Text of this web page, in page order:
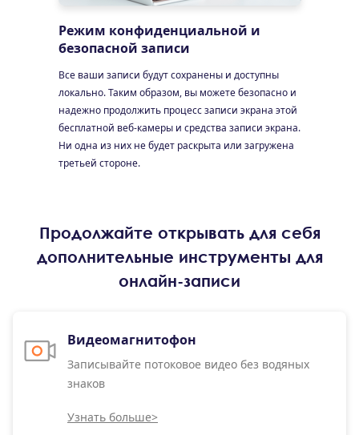
Режим конфиденциальной и
безопасной записи
Все ваши записи будут сохранены и доступны
локально. Таким образом, вы можете безопасно и
надежно продолжить процесс записи экрана этой
бесплатной веб-камеры и средства записи экрана.
Ни одна из них не будет раскрыта или загружена
третьей стороне.
Продолжайте открывать для себя
дополнительные инструменты для
онлайн-записи
Видеомагнитофон
Записывайте потоковое видео без водяных
знаков
Узнать больше>